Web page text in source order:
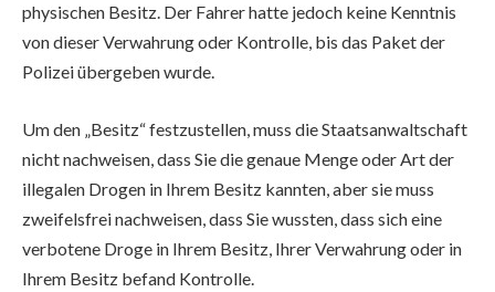
physischen Besitz. Der Fahrer hatte jedoch keine Kenntnis
von dieser Verwahrung oder Kontrolle, bis das Paket der
Polizei übergeben wurde.
Um den „Besitz“ festzustellen, muss die Staatsanwaltschaft
nicht nachweisen, dass Sie die genaue Menge oder Art der
illegalen Drogen in Ihrem Besitz kannten, aber sie muss
zweifelsfrei nachweisen, dass Sie wussten, dass sich eine
verbotene Droge in Ihrem Besitz, Ihrer Verwahrung oder in
Ihrem Besitz befand Kontrolle.